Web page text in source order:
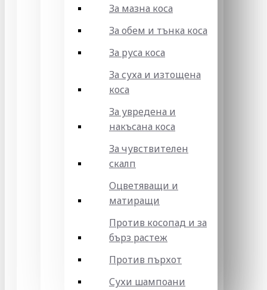
За мазна коса
За обем и тънка коса
За руса коса
За суха и изтощена
коса
За увредена и
накъсана коса
За чувствителен
скалп
Оцветяващи и
матиращи
Против косопад и за
бърз растеж
Против пърхот
Сухи шампоани